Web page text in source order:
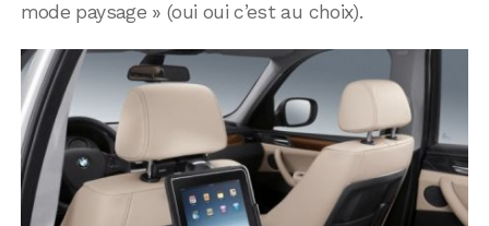
mode paysage » (oui oui c’est au choix).